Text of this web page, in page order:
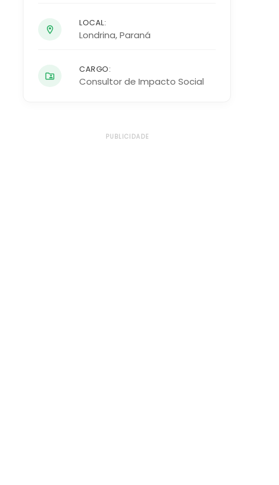
LOCAL:
Londrina,Paraná
CARGO:
Consultor de Impacto Social
PUBLICIDADE